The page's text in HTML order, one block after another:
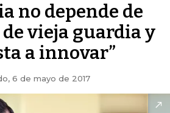
no depende de
vieja guardia y
a innovar”
6 de mayo de 2017